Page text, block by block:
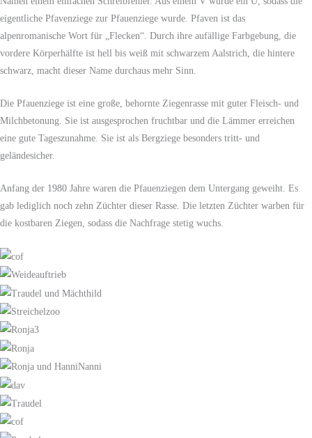
eigentliche Pfavenziege zur Pfauenziege wurde. Pfaven ist das
alpenromanische Wort für „Flecken“. Durch ihre aufällige Farbgebung, die
vordere Körperhälfte ist hell bis weiß mit schwarzem Aalstrich, die hintere
schwarz, macht dieser Name durchaus mehr Sinn.
Die Pfauenziege ist eine große, behornte Ziegenrasse mit guter Fleisch- und
Milchbetonung. Sie ist ausgesprochen fruchtbar und die Lämmer erreichen
eine gute Tageszunahme. Sie ist als Bergziege besonders tritt- und
geländesicher.
Anfang der 1980 Jahre waren die Pfauenziegen dem Untergang geweiht. Es
gab lediglich noch zehn Züchter dieser Rasse. Die letzten Züchter warben für
die kostbaren Ziegen, sodass die Nachfrage stetig wuchs.